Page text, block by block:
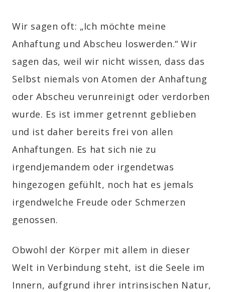
Wir sagen oft: „Ich möchte meine
Anhaftung und Abscheu loswerden.“ Wir
sagen das, weil wir nicht wissen, dass das
Selbst niemals von Atomen der Anhaftung
oder Abscheu verunreinigt oder verdorben
wurde. Es ist immer getrennt geblieben
und ist daher bereits frei von allen
Anhaftungen. Es hat sich nie zu
irgendjemandem oder irgendetwas
hingezogen gefühlt, noch hat es jemals
irgendwelche Freude oder Schmerzen
genossen.
Obwohl der Körper mit allem in dieser
Welt in Verbindung steht, ist die Seele im
Innern, aufgrund ihrer intrinsischen Natur,